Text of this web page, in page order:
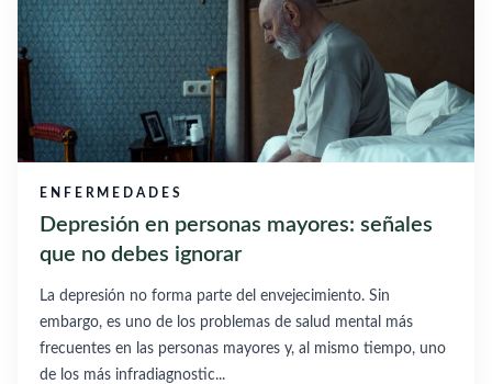
ENFERMEDADES
Depresión en personas mayores: señales
que no debes ignorar
La depresión no forma parte del envejecimiento. Sin
embargo, es uno de los problemas de salud mental más
frecuentes en las personas mayores y, al mismo tiempo, uno
de los más infradiagnostic...